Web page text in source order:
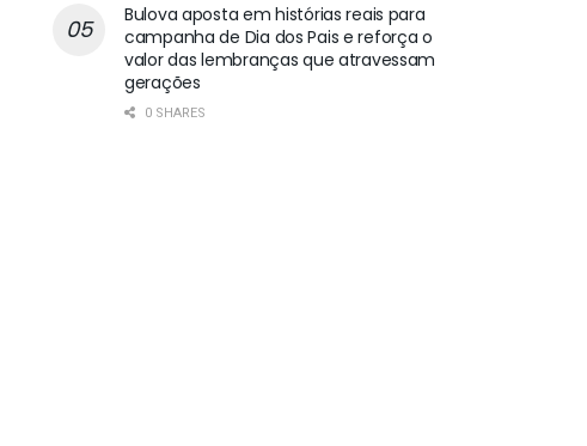
Bulova aposta em histórias reais para
campanha de Dia dos Pais e reforça o
valor das lembranças que atravessam
gerações
0 SHARES